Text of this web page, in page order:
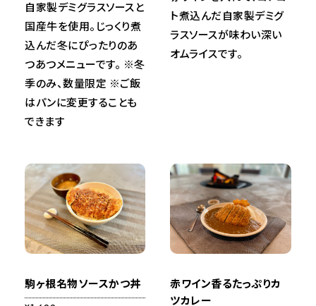
自家製デミグラスソースと
国産牛を使用。じっくり煮
込んだ冬にぴったりのあ
つあつメニューです。 ※冬
季のみ、数量限定 ※ご飯
はパンに変更することも
できます
ト煮込んだ自家製デミグ
ラスソースが味わい深い
オムライスです。
駒ヶ根名物ソースかつ丼
赤ワイン香るたっぷりカ
ツカレー